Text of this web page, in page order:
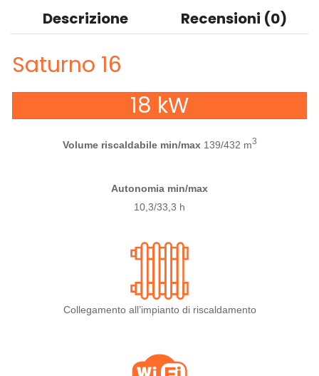
Descrizione Recensioni (0)
Saturno 16
18 kW
Volume riscaldabile min/max 139/432 m3
Autonomia min/max
10,3/33,3 h
Collegamento all’impianto di riscaldamento